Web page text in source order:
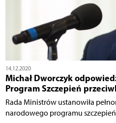
14.12.2020
Michał Dworczyk
Program Szczepień
Rada Ministrów ustanowiła
narodowego programu